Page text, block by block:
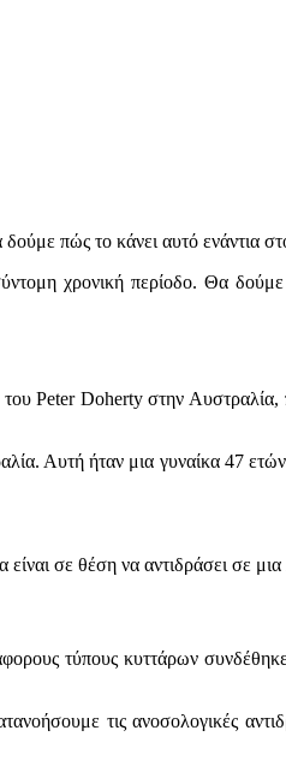
πώς το κάνει αυτό ενάντια
χρονική περίοδο. Θα δούμε
Peter Doherty στην Αυστραλία,
Αυτή ήταν μια γυναίκα 47 ετών
σε θέση να αντιδράσει σε
τύπους κυττάρων
τις ανοσολογικές